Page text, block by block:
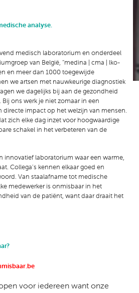
analyse.
medisch laboratorium en onderdeel
van België, “medina | cma | lko-
en meer dan 1000 toegewijde
we artsen met nauwkeurige diagnostiek
we dagelijks bij aan de gezondheid
ons werk je niet zomaar in een
directe impact op het welzijn van mensen.
zich elke dag inzet voor hoogwaardige
schakel in het verbeteren van de
innovatief laboratorium waar een warme,
Collega’s kennen elkaar goed en
Van staalafname tot medische
medewerker is onmisbaar in het
van de patiënt, want daar draait het
voor iedereen want onze